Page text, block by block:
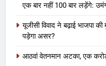
एक बार नहीं 100 बार लड़ेंगे:
यूजीसी विवाद ने बढ़ाई भाजपा
पड़ेगा असर?
आठवां वेतनमान अटका, एक